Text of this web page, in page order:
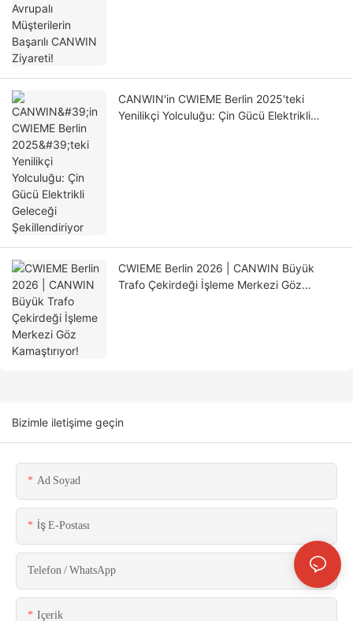
CANWIN'in CWIEME Berlin 2025'teki
Yenilikçi Yolculuğu: Çin Gücü Elektrikli
CWIEME Berlin 2026 | CANWIN Büyük
Trafo Çekirdeği İşleme Merkezi Göz
Bizimle iletişime geçin
Ad Soyad
İş E-Postası
Telefon / WhatsApp
Içerik